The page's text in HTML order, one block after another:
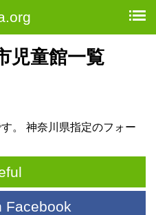
児童館一覧
。 神奈川県指定のフォー
Facebook